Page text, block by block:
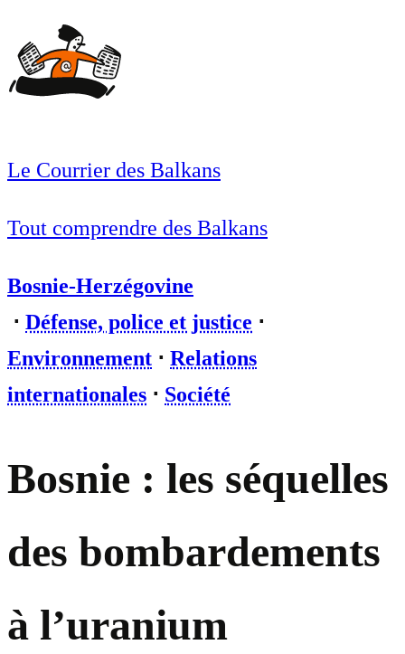
Le Courrier des Balkans
Tout comprendre des Balkans
Bosnie-Herzégovine
⋅ Défense, police et justice ⋅
Environnement ⋅ Relations
internationales ⋅ Société
Bosnie : les séquelles
des bombardements
à l’uranium